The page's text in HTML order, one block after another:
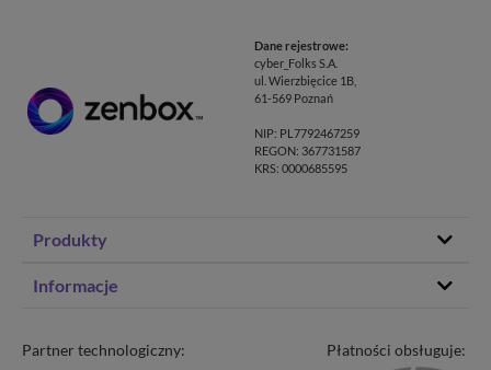
Dane rejestrowe:
cyber_Folks S.A.
ul. Wierzbięcice 1B,
61-569 Poznań
NIP: PL7792467259
REGON: 367731587
KRS: 0000685595
Produkty
Transfer domeny
Informacje
Program partnerski
Partner technologiczny: Płatności obsługuje: